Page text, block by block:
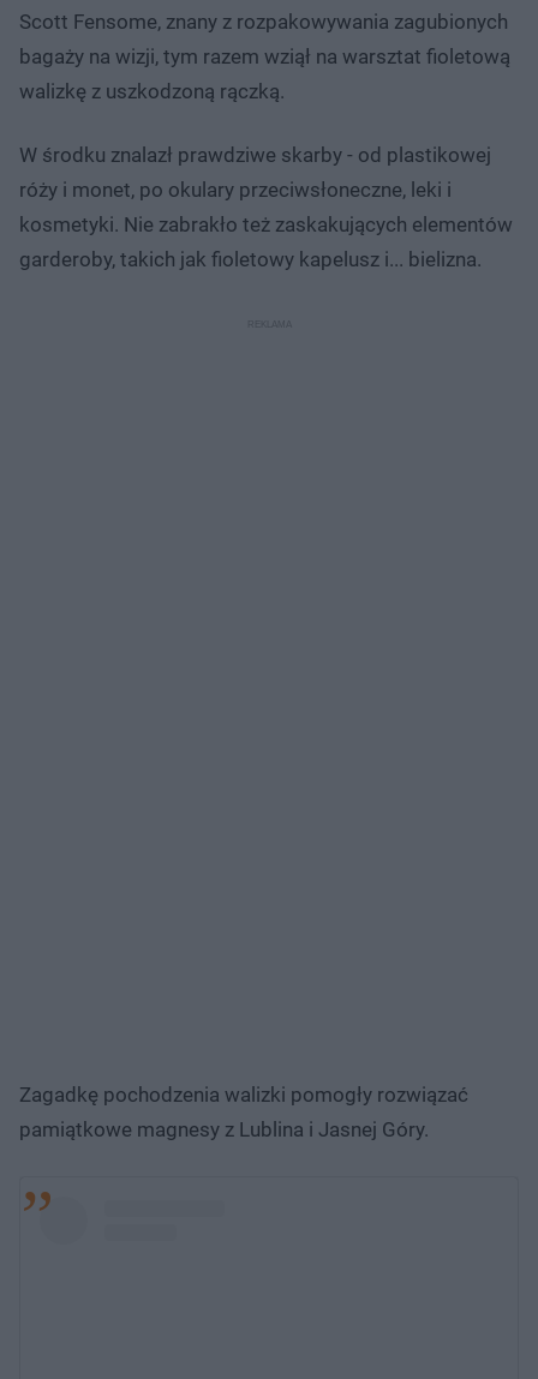
Scott Fensome, znany z rozpakowywania zagubionych
bagaży na wizji, tym razem wziął na warsztat fioletową
walizkę z uszkodzoną rączką.
W środku znalazł prawdziwe skarby - od plastikowej
róży i monet, po okulary przeciwsłoneczne, leki i
kosmetyki. Nie zabrakło też zaskakujących elementów
garderoby, takich jak fioletowy kapelusz i... bielizna.
Zagadkę pochodzenia walizki pomogły rozwiązać
pamiątkowe magnesy z Lublina i Jasnej Góry.